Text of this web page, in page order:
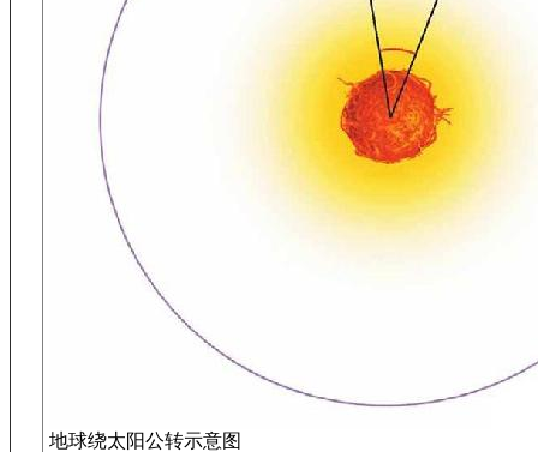
地球绕太阳公转示意图